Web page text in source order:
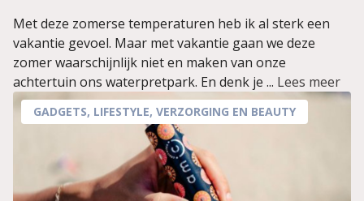
Met deze zomerse temperaturen heb ik al sterk een
vakantie gevoel. Maar met vakantie gaan we deze
zomer waarschijnlijk niet en maken van onze
achtertuin ons waterpretpark. En denk je ... Lees meer
GADGETS, LIFESTYLE, VERZORGING EN BEAUTY